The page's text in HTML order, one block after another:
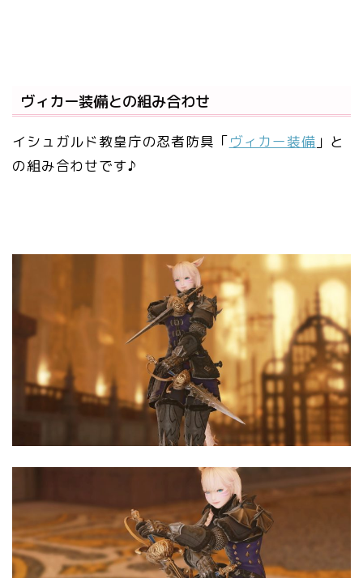
ヴィカー装備との組み合わせ
イシュガルド教皇庁の忍者防具「ヴィカー装備 」と
の組み合わせです♪